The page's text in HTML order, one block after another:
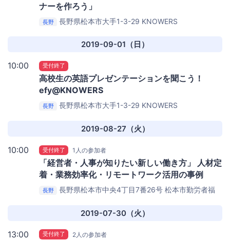
ナーを作ろう」
長野 長野県松本市大手1-3-29 KNOWERS
2019-09-01（日）
10:00 受付終了
高校生の英語プレゼンテーションを聞こう！
efy@KNOWERS
長野 長野県松本市大手1-3-29 KNOWERS
2019-08-27（火）
10:00 受付終了 1人の参加者
「経営者・人事が知りたい新しい働き方」 人材定
着・業務効率化・リモートワーク活用の事例
長野 長野県松本市中央4丁目7番26号 松本市勤労者福
2019-07-30（火）
13:00 受付終了 2人の参加者